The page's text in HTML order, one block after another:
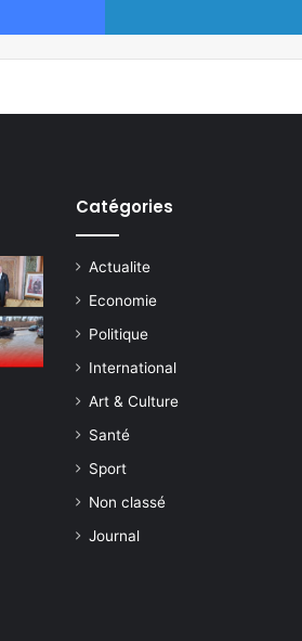
Catégories
Actualite
Economie
Politique
International
Art & Culture
Santé
Sport
Non classé
Journal